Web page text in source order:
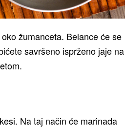
žumanceta. Belance će se
savršeno isprženo jaje na
Na taj način će marinada